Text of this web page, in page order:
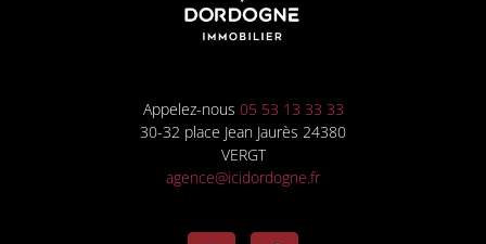
Appelez-nous 05 53 13 33 33
30-32 place Jean Jaurès 24380
VERGT
agence@icidordogne.fr